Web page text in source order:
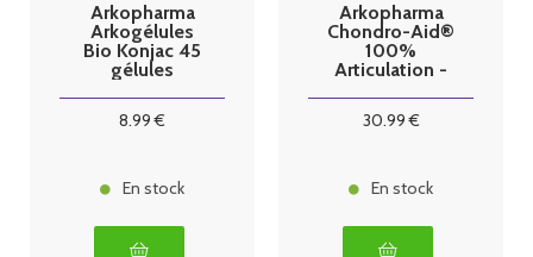
Arkopharma
Arkogélules
Bio Konjac 45
gélules
8.99 €
En stock
Arkopharma
Chondro-Aid®
100%
Articulation -
30.99€
En stock